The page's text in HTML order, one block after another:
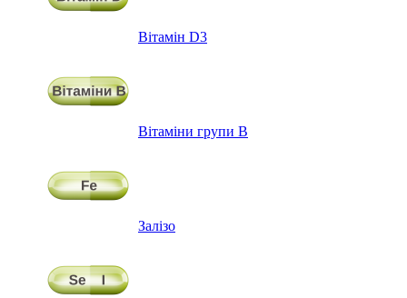
Вітамін D3
Вітаміни групи В
Залізо